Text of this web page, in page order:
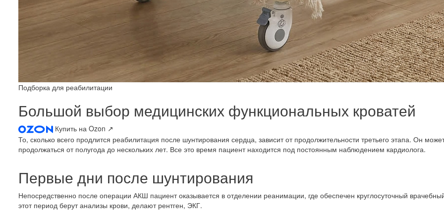
Подборка для реабилитации
Большой выбор медицинских функциональных кроватей
Купить на Ozon ↗
То, сколько всего продлится реабилитация после шунтирования сердца, зависит от продолжительности третьего этапа. Он
продолжаться от полугода до нескольких лет. Все это время пациент находится под постоянным наблюдением кардиолога.
Первые дни после шунтирования
Непосредственно после операции АКШ пациент оказывается в отделении реанимации, где обеспечен круглосуточный
этот период берут анализы крови, делают рентген, ЭКГ.
Код товара: 007055